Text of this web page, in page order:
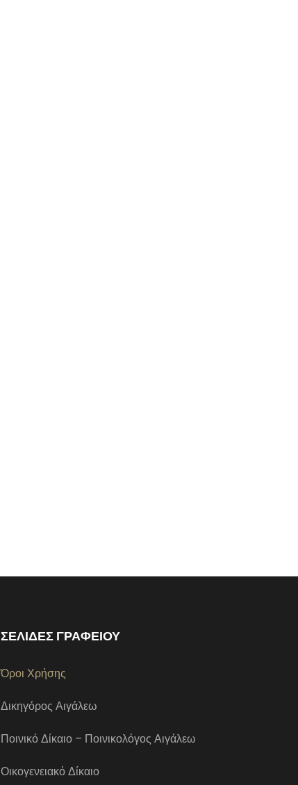
ΣΕΛΙΔΕΣ ΓΡΑΦΕΙΟΥ
Όροι Χρήσης
Δικηγόρος Αιγάλεω
Ποινικό Δίκαιο – Ποινικολόγος Αιγάλεω
Οικογενειακό Δίκαιο